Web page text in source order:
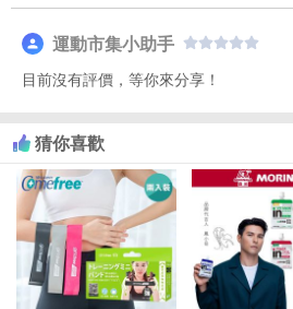
運動市集小助手
目前沒有評價，等你來分享！
猜你喜歡